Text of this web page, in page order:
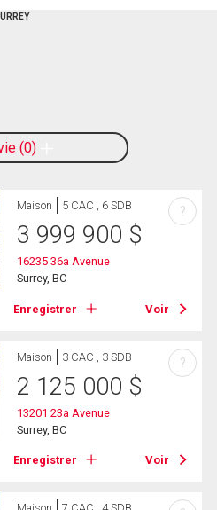
0
Maison 5 CAC , 6 SDB
3 999 900 $
16235 36a Avenue
Surrey, BC
Enregistrer Voir
?
Maison 3 CAC , 3 SDB
2 125 000 $
13201 23a Avenue
Surrey, BC
Enregistrer Voir
?